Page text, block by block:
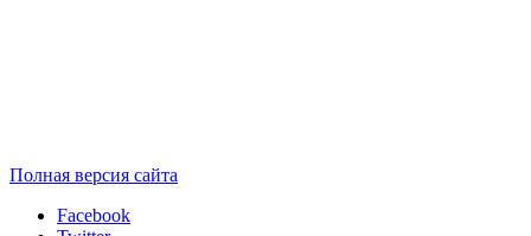
Полная версия сайта
Facebook